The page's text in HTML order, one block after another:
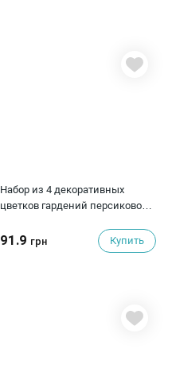
Набор из 4 декоративных
цветков гардений персикового
91.9 грн Купить